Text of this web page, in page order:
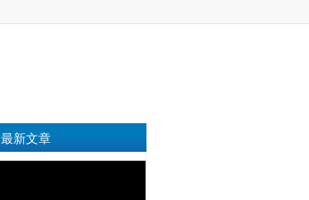
最新文章